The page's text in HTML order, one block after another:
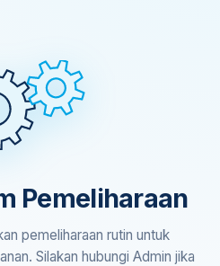
Pemeliharaan
pemeliharaan rutin untuk
Silakan hubungi Admin jika